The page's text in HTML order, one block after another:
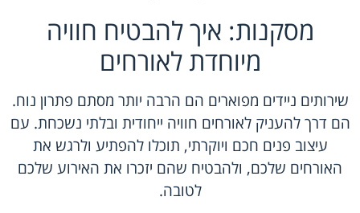
מסקנות: איך להבטיח חוויה
מיוחדת לאורחים
שירותים ניידים מפוארים הם הרבה יותר מסתם פתרון נוח.
הם דרך להעניק לאורחים חוויה ייחודית ובלתי נשכחת. עם
עיצוב פנים חכם ויוקרתי, תוכלו להפתיע ולרגש את
האורחים שלכם, ולהבטיח שהם יזכרו את האירוע שלכם
לטובה.